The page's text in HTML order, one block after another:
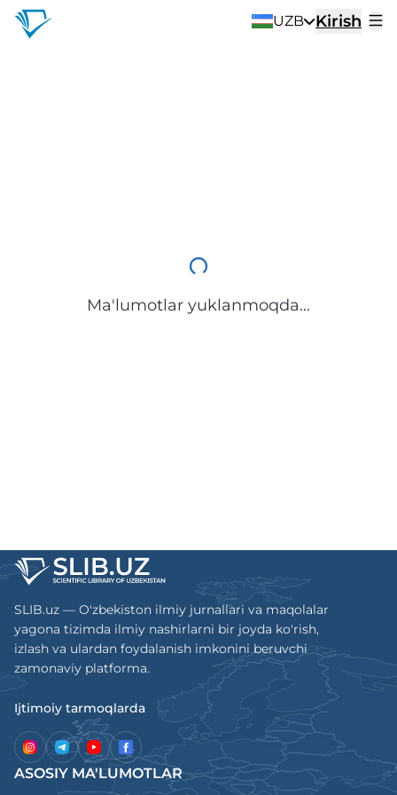
UZB Kirish
Ma'lumotlar yuklanmoqda...
SLIB.uz — O'zbekiston ilmiy jurnallari va maqolalar
yagona tizimda ilmiy nashirlarni bir joyda ko'rish,
izlash va ulardan foydalanish imkonini beruvchi
zamonaviy platforma.
Ijtimoiy tarmoqlarda
ASOSIY MA'LUMOTLAR